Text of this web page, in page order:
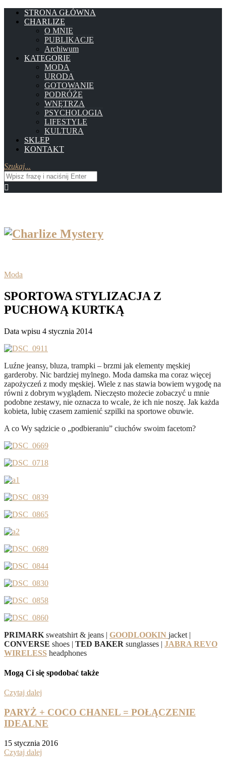
STRONA GŁÓWNA
CHARLIZE
O MNIE
PUBLIKACJE
Archiwum
KATEGORIE
MODA
URODA
GOTOWANIE
PODRÓŻE
WNĘTRZA
PSYCHOLOGIA
LIFESTYLE
KULTURA
SKLEP
KONTAKT
Szukaj...
Moda
SPORTOWA STYLIZACJA Z
PUCHOWĄ KURTKĄ
Data wpisu 4 stycznia 2014
Luźne jeansy, bluza, trampki – brzmi jak elementy męskiej
garderoby. Nic bardziej mylnego. Moda damska ma coraz więcej
zapożyczeń z mody męskiej. Wiele z nas stawia bowiem wygodę na
równi z dobrym wyglądem. Nieczęsto możecie zobaczyć u mnie
podobne zestawy, nie oznacza to wcale, że ich nie noszę. Jak każda
kobieta, lubię czasem zamienić szpilki na sportowe obuwie.
A co Wy sądzicie o „podbieraniu” ciuchów swoim facetom?
PRIMARK sweatshirt & jeans | GOODLOOKIN jacket |
CONVERSE shoes | TED BAKER sunglasses | JABRA REVO
WIRELESS headphones
Mogą Ci się spodobać także
Czytaj dalej
PARYŻ + COCO CHANEL = POŁĄCZENIE
IDEALNE
15 stycznia 2016
Czytaj dalej